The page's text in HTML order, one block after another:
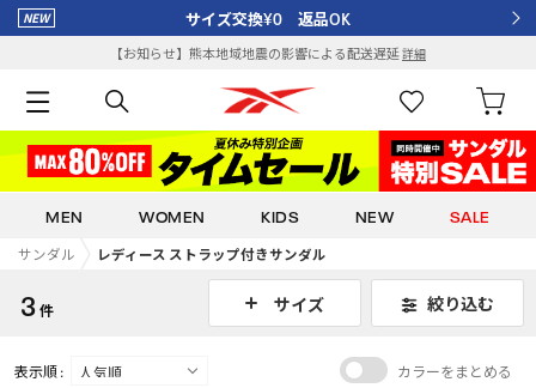
サイズ交換¥0 返品OK
【お知らせ】熊本地域地震の影響による配送遅延詳細
MEN WOMEN KIDS NEW SALE
サンダル レディース ストラップ付きサンダル
3件 サイズ 絞り込む
表示順 : カラーをまとめる